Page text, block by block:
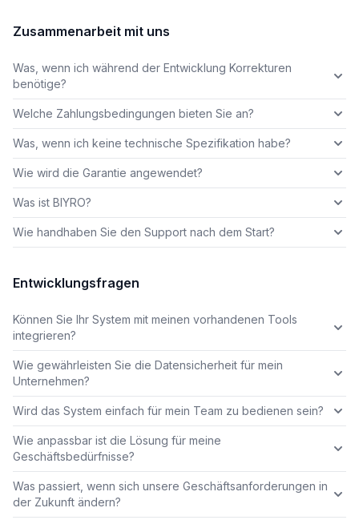
Zusammenarbeit mit uns
Was, wenn ich während der Entwicklung Korrekturen
benötige?
Welche Zahlungsbedingungen bieten Sie an?
Was, wenn ich keine technische Spezifikation habe?
Wie wird die Garantie angewendet?
Was ist BIYRO?
Wie handhaben Sie den Support nach dem Start?
Entwicklungsfragen
Können Sie Ihr System mit meinen vorhandenen Tools
integrieren?
Wie gewährleisten Sie die Datensicherheit für mein
Unternehmen?
Wird das System einfach für mein Team zu bedienen sein?
Wie anpassbar ist die Lösung für meine
Geschäftsbedürfnisse?
Was passiert, wenn sich unsere Geschäftsanforderungen in
der Zukunft ändern?